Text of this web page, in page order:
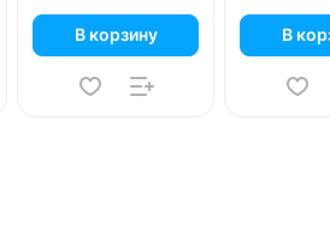
В корзину В